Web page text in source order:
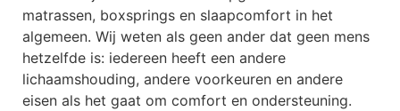
matrassen, boxsprings en slaapcomfort in het
algemeen. Wij weten als geen ander dat geen mens
hetzelfde is: iedereen heeft een andere
lichaamshouding, andere voorkeuren en andere
eisen als het gaat om comfort en ondersteuning.